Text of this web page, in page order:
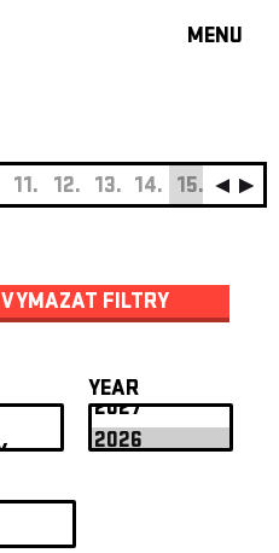
MENU
JAZZ
THEATRE
OFF
ABOUT
PROJECTS
11. 12. 13. 14. 15. 16.
VYMAZAT FILTRY
YEAR